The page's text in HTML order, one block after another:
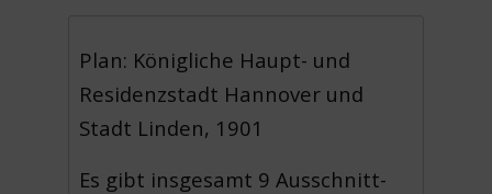
Plan: Königliche Haupt- und
Residenzstadt Hannover und
Stadt Linden, 1901
Es gibt insgesamt 9 Ausschnitt-